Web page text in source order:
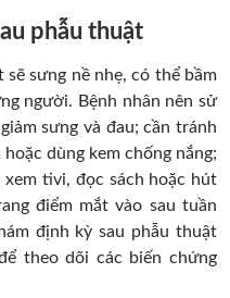
phẫu thuật
sẽ sưng nề nhẹ, có thể bầm
người. Bệnh nhân nên sử
sưng và đau; cần tránh
dùng kem chống nắng;
tivi, đọc sách hoặc hút
điểm mắt vào sau tuần
định kỳ sau phẫu thuật
theo dõi các biến chứng